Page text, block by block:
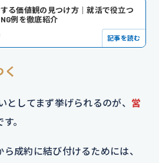
る価値観の見つけ方｜就活で役立つ
例を徹底紹介
記事を読む
としてまず挙げられるのが、 営
す。
成約に結び付けるためには、